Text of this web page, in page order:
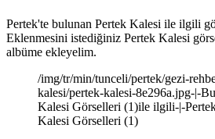
Pertek'te bulunan Pertek Kalesi ile ilgili
Eklenmesini istediğiniz Pertek Kalesi
albüme ekleyelim.
/img/tr/min/tunceli/pertek/gezi-
kalesi/pertek-kalesi-8e296a.jpg-|-
Kalesi Görselleri (1)ile ilgili-|-
Kalesi Görselleri (1)